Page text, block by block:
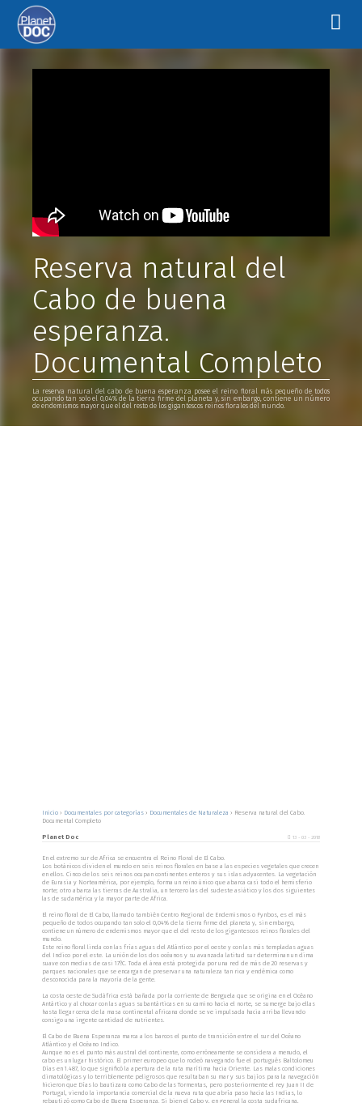
Reserva natural del
Cabo de buena
esperanza.
Documental Completo
La reserva natural del cabo de buena esperanza posee el reino floral más pequeño de todos
ocupando tan solo el 0,04% de la tierra firme del planeta y, sin embargo, contiene un número
de endemismos mayor que el del resto de los gigantescos reinos florales del mundo.
Inicio› Documentales por categorías› Documentales de Naturaleza› Reserva natural del Cabo.
Documental Completo
Planet Doc 13 - 03 - 2018
En el extremo sur de Africa se encuentra el Reino Floral de El Cabo.
Los botánicos dividen el mundo en seis reinos florales en base a las especies vegetales que crecen
en ellos. Cinco de los seis reinos ocupan continentes enteros y sus islas adyacentes. La vegetación
de Eurasia y Norteamérica, por ejemplo, forma un reino único que abarca casi todo el hemisferio
norte; otro abarca las tierras de Australia, un tercero las del sudeste asiático y los dos siguientes
las de sudamérica y la mayor parte de Africa.
El reino floral de El Cabo, llamado también Centro Regional de Endemismos o Fynbos, es el más
pequeño de todos ocupando tan solo el 0,04% de la tierra firme del planeta y, sin embargo,
contiene un número de endemismos mayor que el del resto de los gigantescos reinos florales del
mundo.
Este reino floral linda con las frías aguas del Atlántico por el oeste y con las más templadas aguas
del Indico por el este. La unión de los dos océanos y su avanzada latitud sur determinan un clima
suave con medias de casi 17ºC. Toda el área está protegida por una red de más de 20 reservas y
parques nacionales que se encargan de preservar una naturaleza tan rica y endémica como
desconocida para la mayoría de la gente.
La costa oeste de Sudáfrica está bañada por la corriente de Benguela que se origina en el Océano
Antártico y al chocar con las aguas subantárticas en su camino hacia el norte, se sumerge bajo ellas
hasta llegar cerca de la masa continental africana donde se ve impulsada hacia arriba llevando
consigo una ingente cantidad de nutrientes.
El Cabo de Buena Esperanza marca a los barcos el punto de transición entre el sur del Océano
Atlántico y el Océano Indico.
Aunque no es el punto más austral del continente, como erróneamente se considera a menudo, el
cabo es un lugar histórico. El primer europeo que lo rodeó navegando fue el portugués Baltolomeu
Días en 1.487, lo que significó la apertura de la ruta marítima hacia Oriente. Las malas condiciones
climatológicas y lo terriblemente peligrosos que resultaban su mar y sus bajíos para la navegación
hicieron que Días lo bautizara como Cabo de las Tormentas, pero posteriormente el rey Juan II de
Portugal, viendo la importancia comercial de la nueva ruta que abría paso hacia las Indias, lo
rebautizó como Cabo de Buena Esperanza. Si bien el Cabo y, en general la costa sudafricana,